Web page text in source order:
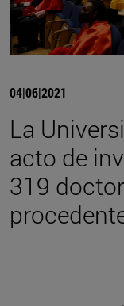
04|06|2021
La
acto de
319